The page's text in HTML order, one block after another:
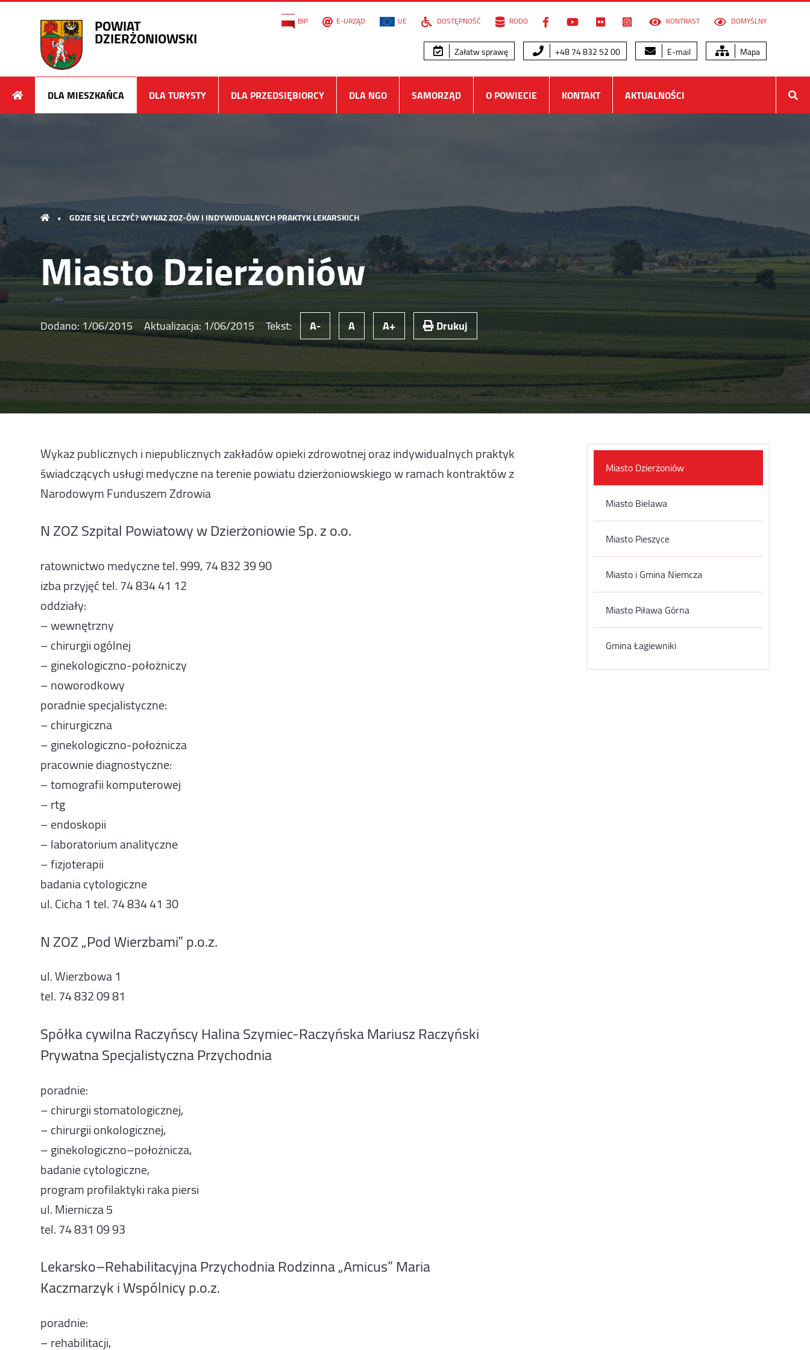
POWIAT
DZIERŻONIOWSKI
BIP E-URZĄD UE DOSTĘPNOŚĆ RODO KONTRAST DOMYŚLNY
Załatw sprawę +48 74 832 52 00 E-mail Mapa
DLA MIESZKAŃCA DLA TURYSTY DLA PRZEDSIĘBIORCY DLA NGO SAMORZĄD O POWIECIE KONTAKT AKTUALNOŚCI
• GDZIE SIĘ LECZYĆ? WYKAZ ZOZ-ÓW I INDYWIDUALNYCH PRAKTYK LEKARSKICH
Miasto Dzierżoniów
Dodano:1/06/2015 Aktualizacja: 1/06/2015 Tekst: A- A A+ Drukuj
Wykaz publicznych i niepublicznych zakładów opieki zdrowotnej oraz indywidualnych praktyk
świadczących usługi medyczne na terenie powiatu dzierżoniowskiego w ramach kontraktów z
Narodowym Funduszem Zdrowia
N ZOZ Szpital Powiatowy w Dzierżoniowie Sp. z o.o.
ratownictwo medyczne tel. 999, 74 832 39 90
izba przyjęć tel. 74 834 41 12
oddziały:
– wewnętrzny
– chirurgii ogólnej
– ginekologiczno-położniczy
– noworodkowy
poradnie specjalistyczne:
– chirurgiczna
– ginekologiczno-położnicza
pracownie diagnostyczne:
– tomografii komputerowej
– rtg
– endoskopii
– laboratorium analityczne
– fizjoterapii
badania cytologiczne
ul. Cicha 1 tel. 74 834 41 30
N ZOZ „Pod Wierzbami” p.o.z.
ul. Wierzbowa 1
tel. 74 832 09 81
Spółka cywilna Raczyńscy Halina Szymiec-Raczyńska Mariusz Raczyński
Prywatna Specjalistyczna Przychodnia
poradnie:
– chirurgii stomatologicznej,
– chirurgii onkologicznej,
– ginekologiczno–położnicza,
badanie cytologiczne,
program profilaktyki raka piersi
ul. Miernicza 5
tel. 74 831 09 93
Lekarsko–Rehabilitacyjna Przychodnia Rodzinna „Amicus” Maria
Kaczmarzyk i Wspólnicy p.o.z.
poradnie:
– rehabilitacji,
Miasto Dzierżoniów
Miasto Bielawa
Miasto Pieszyce
Miasto i Gmina Niemcza
Miasto Piława Górna
Gmina Łagiewniki